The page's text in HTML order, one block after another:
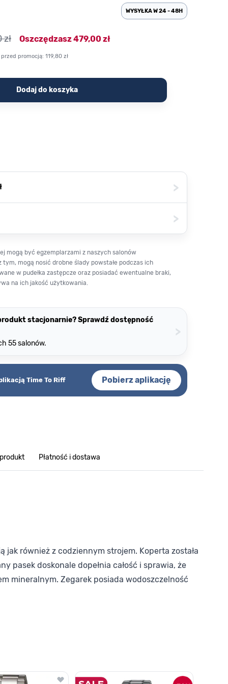
WYSYŁKA W 24 - 48H
Oszczędzasz479,00 zł
promocją: 119,80 zł
Dodaj do koszyka
>
>
mogą być egzemplarzami z naszych salonów
mogą nosić drobne ślady powstałe podczas ich
w pudełka zastępcze oraz posiadać ewentualne braki,
na ich jakość użytkowania.
stacjonarnie? Sprawdź dostępność
55 salonów.
>
Time To Riff Pobierz aplikację
Płatność i dostawa
również z codziennym strojem. Koperta została
pasek doskonale dopełnia całość i sprawia, że
mineralnym. Zegarek posiada wodoszczelność
nawigacji karuzeli za pomocą linka pomijającego.